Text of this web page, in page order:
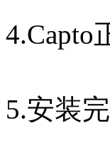
4.Capto
5.安装